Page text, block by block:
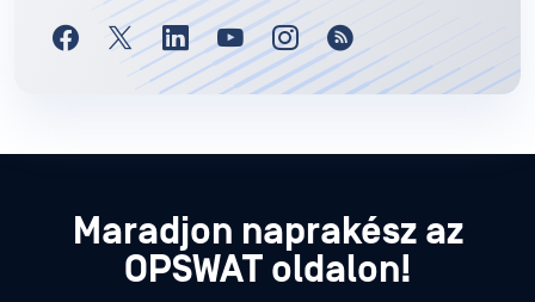
Maradjon naprakész az
OPSWAT oldalon!